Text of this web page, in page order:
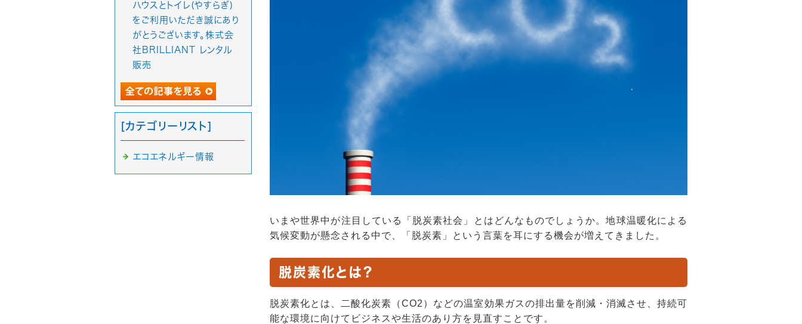
いまや世界中が注目している「脱炭素社会」とはどんなものでしょうか。地球温暖化による
気候変動が懸念される中で、「脱炭素」という言葉を耳にする機会が増えてきました。
脱炭素化とは？
脱炭素化とは、二酸化炭素（CO2）などの温室効果ガスの排出量を削減・消滅させ、持続可
能な環境に向けてビジネスや生活のあり方を見直すことです。
ハウスとトイレ(やすらぎ)
をご利用いただき誠にあり
がとうございます。株式会
社BRILLIANT レンタル
販売
[カテゴリーリスト]
エコエネルギー情報